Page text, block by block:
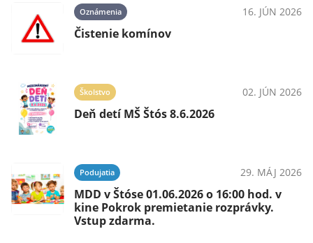
Oznámenia 16. JÚN 2026
Čistenie komínov
Školstvo 02. JÚN 2026
Deň detí MŠ Štós 8.6.2026
Podujatia 29. MÁJ 2026
MDD v Štóse 01.06.2026 o 16:00 hod. v
kine Pokrok premietanie rozprávky.
Vstup zdarma.